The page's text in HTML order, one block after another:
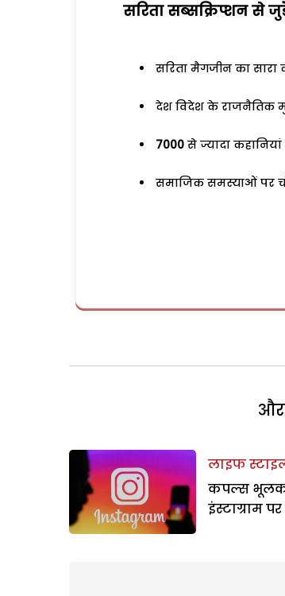
सरिता सब्सक्रिप्शन से
सरिता मैगजीन का
देश विदेश के राजनैतिक
7000 से ज्यादा कहानियां
समाजिक समस्याओं पर
और
लाइफ
कपल्स
इंस्टाग्राम